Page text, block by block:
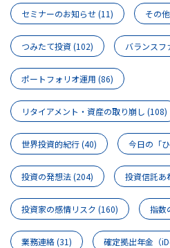
セミナーのお知らせ(11) その
つみたて投資(102) バランスフ
ポートフォリオ運用 (86)
リタイアメント・資産の取り崩し (108)
世界投資的紀行(40) 今日の「ひ
投資の発想法(204) 投資信託あ
投資家の感情リスク (160) 指数
業務連絡(31) 確定拠出年金（